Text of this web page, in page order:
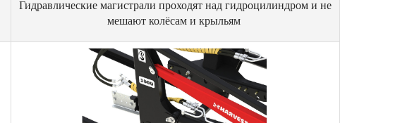
Гидравлические магистрали проходят над гидроцилиндром и не
мешают колёсам и крыльям